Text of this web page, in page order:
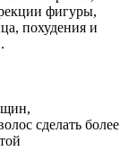
фигуры,
похудения и
сделать более